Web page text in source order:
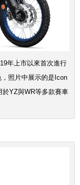
年上市以來首次進行
照片中展示的是Icon
於YZ與WR等多款賽車